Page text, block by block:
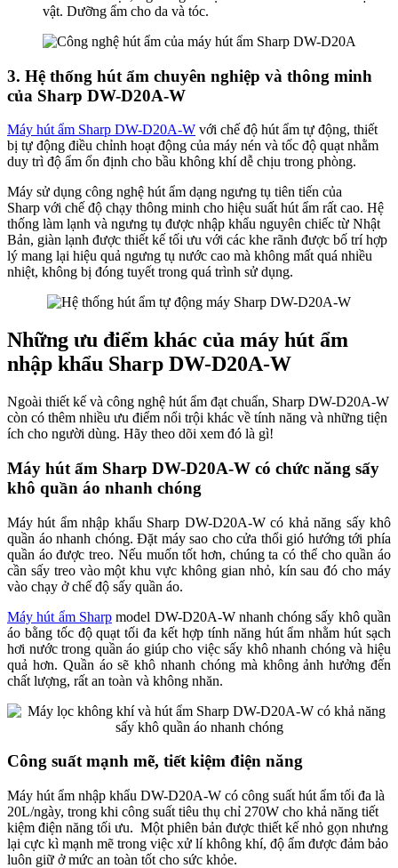
vật. Dưỡng ẩm cho da và tóc.
3. Hệ thống hút ẩm chuyên nghiệp và thông minh
của Sharp DW-D20A-W
Máy hút ẩm Sharp DW-D20A-W với chế độ hút ẩm tự động, thiết
bị tự động điều chỉnh hoạt động của máy nén và tốc độ quạt nhằm
duy trì độ ẩm ổn định cho bầu không khí dễ chịu trong phòng.
Máy sử dụng công nghệ hút ẩm dạng ngưng tụ tiên tiến của
Sharp với chế độ chạy thông minh cho hiệu suất hút ẩm rất cao. Hệ
thống làm lạnh và ngưng tụ được nhập khẩu nguyên chiếc từ Nhật
Bản, giàn lạnh được thiết kế tối ưu với các khe rãnh được bố trí hợp
lý mang lại hiệu quả ngưng tụ nước cao mà không mất quá nhiều
nhiệt, không bị đóng tuyết trong quá trình sử dụng.
Những ưu điểm khác của máy hút ẩm
nhập khẩu Sharp DW-D20A-W
Ngoài thiết kế và công nghệ hút ẩm đạt chuẩn, Sharp DW-D20A-W
còn có thêm nhiều ưu điểm nổi trội khác về tính năng và những tiện
ích cho người dùng. Hãy theo dõi xem đó là gì!
Máy hút ẩm Sharp DW-D20A-W có chức năng sấy
khô quần áo nhanh chóng
Máy hút ẩm nhập khẩu Sharp DW-D20A-W có khả năng sấy khô
quần áo nhanh chóng. Đặt máy sao cho cửa thổi gió hướng tới phía
quần áo được treo. Nếu muốn tốt hơn, chúng ta có thể cho quần áo
cần sấy treo vào một khu vực không gian nhỏ, kín sau đó cho máy
vào chạy ở chế độ sấy quần áo.
Máy hút ẩm Sharpmodel DW-D20A-W nhanh chóng sấy khô quần
áo bằng tốc độ quạt tối đa kết hợp tính năng hút ẩm nhằm hút sạch
hơi nước trong quần áo giúp cho việc sấy khô nhanh chóng và hiệu
quả hơn. Quần áo sẽ khô nhanh chóng mà không ảnh hưởng đến
chất lượng, rất an toàn và không nhăn.
Công suất mạnh mẽ, tiết kiệm điện năng
Máy hút ẩm nhập khẩu DW-D20A-W có công suất hút ẩm tối đa là
20L/ngày, trong khi công suất tiêu thụ chỉ 270W cho khả năng tiết
kiệm điện năng tối ưu. Một phiên bản được thiết kế nhỏ gọn nhưng
lại cực kì mạnh mẽ trong việc xử lí không khí, độ ẩm được đảm bảo
luôn giữ ở mức an toàn tốt cho sức khỏe.